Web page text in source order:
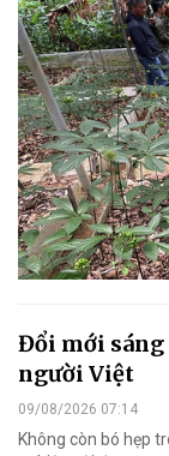
Đổi mới
người Việt
09/08/2026 07:14
Không còn bó hẹp